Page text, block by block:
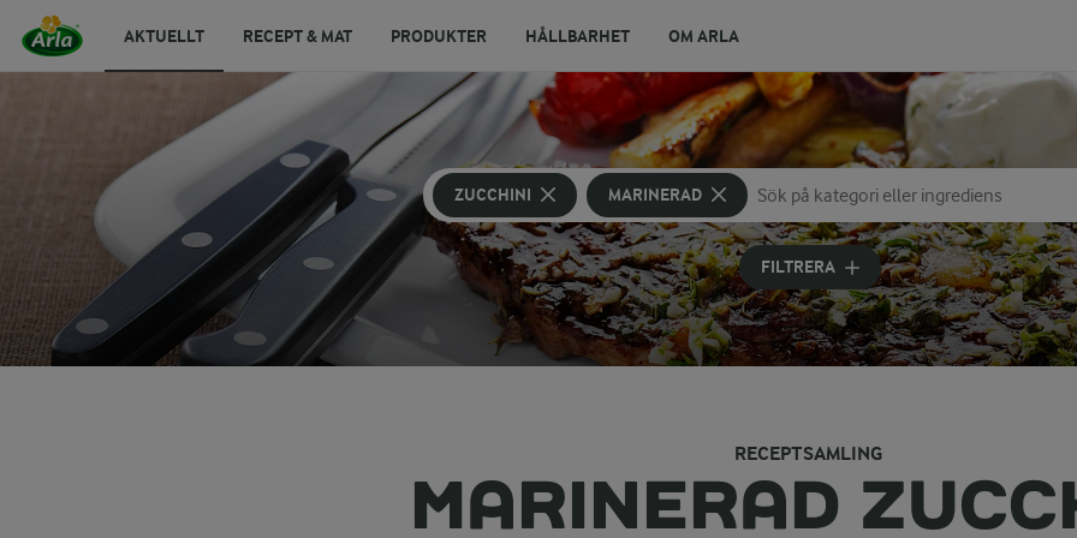
AKTUELLT RECEPT & MAT PRODUKTER HÅLLBARHET OM ARLA
ZUCCHINI MARINERAD
Sök på kategori eller ingrediens
Skriv in sökord för att få förslag
FILTRERA
RECEPTSAMLING
MARINERAD